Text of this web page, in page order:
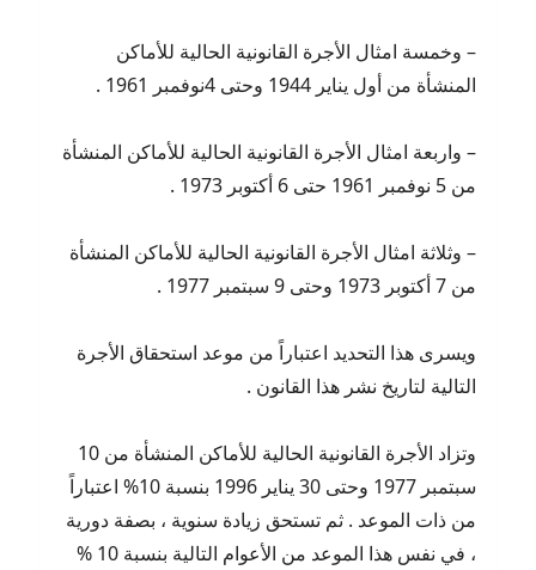
– وخمسة امثال الأجرة القانونية الحالية للأماكن
المنشأة من أول يناير 1944 وحتى 4نوفمبر 1961 .
– واربعة امثال الأجرة القانونية الحالية للأماكن المنشأة
من 5 نوفمبر 1961 حتى 6 أكتوبر 1973 .
– وثلاثة امثال الأجرة القانونية الحالية للأماكن المنشأة
من 7 أكتوبر 1973 وحتى 9 سبتمبر 1977 .
ويسرى هذا التحديد اعتباراً من موعد استحقاق الأجرة
التالية لتاريخ نشر هذا القانون .
وتزاد الأجرة القانونية الحالية للأماكن المنشأة من 10
سبتمبر 1977 وحتى 30 يناير 1996 بنسبة 10% اعتباراً
من ذات الموعد . ثم تستحق زيادة سنوية ، بصفة دورية
، في نفس هذا الموعد من الأعوام التالية بنسبة 10 %